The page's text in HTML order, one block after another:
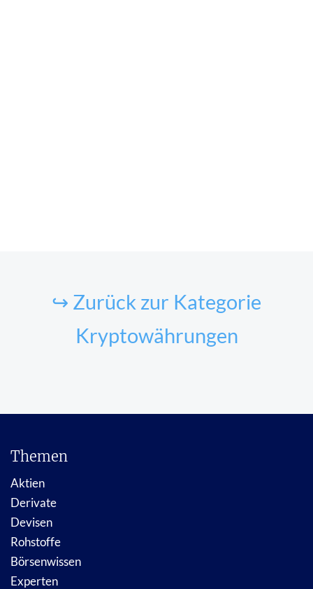
↪ Zurück zur Kategorie
Kryptowährungen
Themen
Aktien
Derivate
Devisen
Rohstoffe
Börsenwissen
Experten